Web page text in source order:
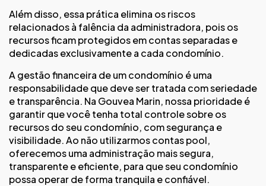
Além disso, essa prática elimina os riscos
relacionados à falência da administradora, pois os
recursos ficam protegidos em contas separadas e
dedicadas exclusivamente a cada condomínio​.
A gestão financeira de um condomínio é uma
responsabilidade que deve ser tratada com seriedade
e transparência. Na Gouvea Marin, nossa prioridade é
garantir que você tenha total controle sobre os
recursos do seu condomínio, com segurança e
visibilidade. Ao não utilizarmos contas pool,
oferecemos uma administração mais segura,
transparente e eficiente, para que seu condomínio
possa operar de forma tranquila e confiável.